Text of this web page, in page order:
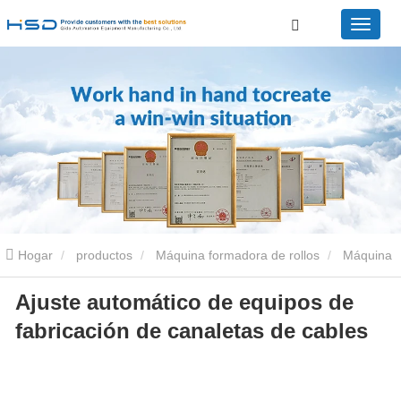
Hogar productos Máquina formadora de rollos Máquina
perfiladora de bandejas portacables Ajuste automático de
equipos de fabricación de canaletas de cables
Ajuste automático de equipos de
fabricación de canaletas de cables